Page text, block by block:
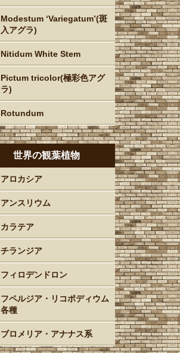
Modestum ‘Variegatum’(斑
入アグラ)
Nitidum White Stem
Pictum tricolor(極彩色アグ
ラ)
Rotundum
世界の観葉植物
アロカシア
アンスリウム
カラテア
チランジア
フィロデンドロン
フペルジア・リコポディウム
各種
ブロメリア・アナナス系